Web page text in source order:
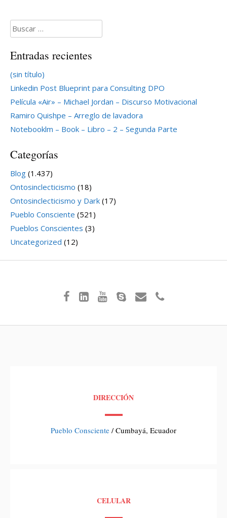
Buscar:
Entradas recientes
(sin título)
Linkedin Post Blueprint para Consulting DPO
Película «Air» – Michael Jordan – Discurso Motivacional
Ramiro Quishpe – Arreglo de lavadora
Notebooklm – Book – Libro – 2 – Segunda Parte
Categorías
Blog (1.437)
Ontosinclecticismo (18)
Ontosinclecticismo y Dark (17)
Pueblo Consciente (521)
Pueblos Conscientes (3)
Uncategorized (12)
DIRECCIÓN
Pueblo Consciente / Cumbayá, Ecuador
CELULAR